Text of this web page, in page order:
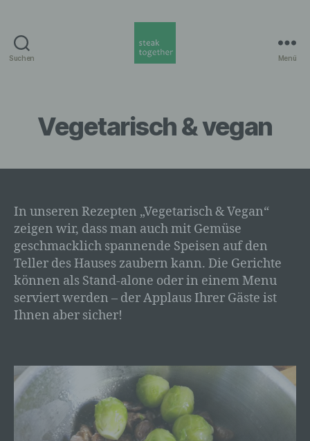
Suchen Menü
Vegetarisch & vegan
In unseren Rezepten „Vegetarisch & Vegan“
zeigen wir, dass man auch mit Gemüse
geschmacklich spannende Speisen auf den
Teller des Hauses zaubern kann. Die Gerichte
können als Stand-alone oder in einem Menu
serviert werden – der Applaus Ihrer Gäste ist
Ihnen aber sicher!